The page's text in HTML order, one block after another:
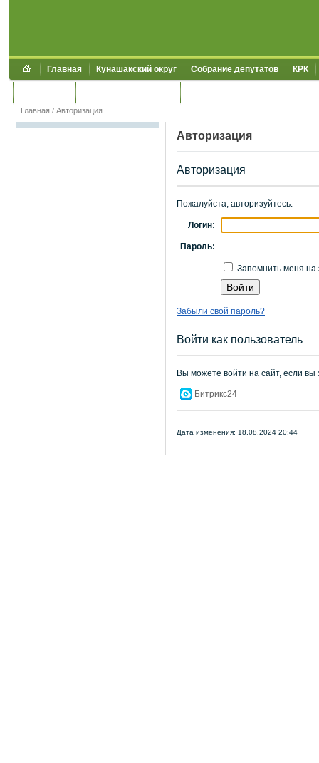
Главная Кунашакский округ Собрание депутатов КРК
Главная / Авторизация
Авторизация
Авторизация
Пожалуйста, авторизуйтесь:
Логин:
Пароль:
Запомнить меня на
Забыли свой пароль?
Войти как пользователь
Вы можете войти на сайт, если вы
Битрикс24
Дата изменения: 18.08.2024 20:44